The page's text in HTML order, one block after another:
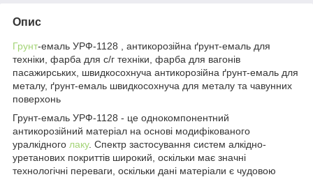
Опис
Грунт-емаль УРФ-1128 , антикорозійна ґрунт-емаль для
техніки, фарба для с/г техніки, фарба для вагонів
пасажирських, швидкосохнуча антикорозійна ґрунт-емаль для
металу, ґрунт-емаль швидкосохнуча для металу та чавунних
поверхонь
Грунт-емаль УРФ-1128 - це однокомпонентний
антикорозійний матеріал на основі модифікованого
уралкідного лаку. Спектр застосування систем алкідно-
уретанових покриттів широкий, оскільки має значні
технологічні переваги, оскільки дані матеріали є чудовою